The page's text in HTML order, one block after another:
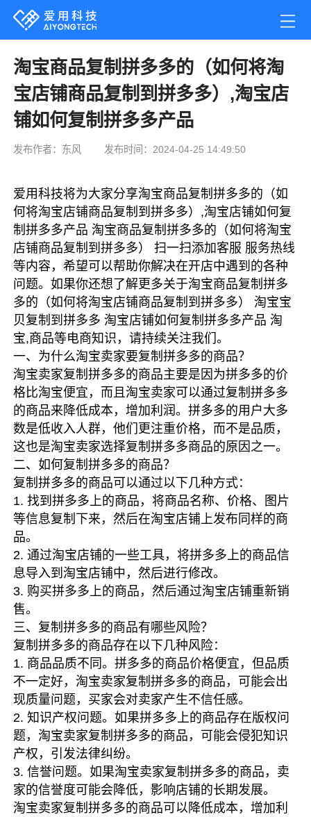
淘宝商品复制拼多多的（如何将淘
宝店铺商品复制到拼多多）,淘宝店
铺如何复制拼多多产品
发布作者：东风 发布时间：2024-04-25 14:49:50
爱用科技将为大家分享淘宝商品复制拼多多的（如
何将淘宝店铺商品复制到拼多多）,淘宝店铺如何复
制拼多多产品 淘宝商品复制拼多多的（如何将淘宝
店铺商品复制到拼多多） 扫一扫添加客服 服务热线
等内容，希望可以帮助你解决在开店中遇到的各种
问题。如果你还想了解更多关于淘宝商品复制拼多
多的（如何将淘宝店铺商品复制到拼多多） 淘宝宝
贝复制到拼多多 淘宝店铺如何复制拼多多产品 淘
宝,商品等电商知识，请持续关注我们。
一、为什么淘宝卖家要复制拼多多的商品？
淘宝卖家复制拼多多的商品主要是因为拼多多的价
格比淘宝便宜，而且淘宝卖家可以通过复制拼多多
的商品来降低成本，增加利润。拼多多的用户大多
数是低收入人群，他们更注重价格，而不是品质，
这也是淘宝卖家选择复制拼多多商品的原因之一。
二、如何复制拼多多的商品？
复制拼多多的商品可以通过以下几种方式：
1. 找到拼多多上的商品，将商品名称、价格、图片
等信息复制下来，然后在淘宝店铺上发布同样的商
品。
2. 通过淘宝店铺的一些工具，将拼多多上的商品信
息导入到淘宝店铺中，然后进行修改。
3. 购买拼多多上的商品，然后通过淘宝店铺重新销
售。
三、复制拼多多的商品有哪些风险？
复制拼多多的商品存在以下几种风险：
1. 商品品质不同。拼多多的商品价格便宜，但品质
不一定好，淘宝卖家复制拼多多的商品，可能会出
现质量问题，买家会对卖家产生不信任感。
2. 知识产权问题。如果拼多多上的商品存在版权问
题，淘宝卖家复制拼多多的商品，可能会侵犯知识
产权，引发法律纠纷。
3. 信誉问题。如果淘宝卖家复制拼多多的商品，卖
家的信誉度可能会降低，影响店铺的长期发展。
淘宝卖家复制拼多多的商品可以降低成本，增加利